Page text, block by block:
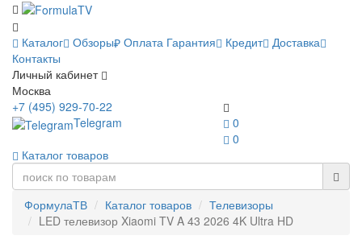
Каталог Обзоры Оплата Гарантия Кредит Доставка
Контакты
Личный кабинет
Москва
0
0
+7 (495) 929-70-22
Telegram
Каталог товаров
ФормулаТВ Каталог товаров
Телевизоры
LED телевизор Xiaomi TV A 43 2026 4K Ultra HD